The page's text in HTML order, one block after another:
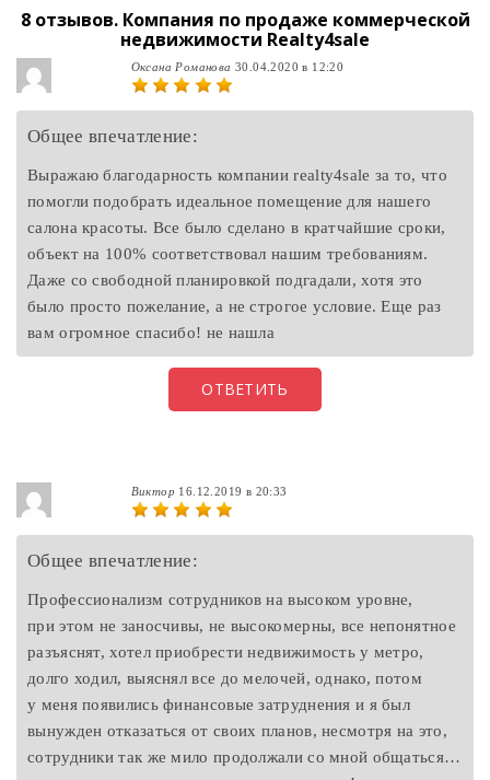
8 отзывов. Компания по продаже коммерческой
недвижимости Realty4sale
Оксана Романова 30.04.2020 в 12:20
Общее впечатление:
Выражаю благодарность компании realty4sale за то, что
помогли подобрать идеальное помещение для нашего
салона красоты. Все было сделано в кратчайшие сроки,
объект на 100% соответствовал нашим требованиям.
Даже со свободной планировкой подгадали, хотя это
было просто пожелание, а не строгое условие. Еще раз
вам огромное спасибо! не нашла
ОТВЕТИТЬ
Виктор 16.12.2019 в 20:33
Общее впечатление:
Профессионализм сотрудников на высоком уровне,
при этом не заносчивы, не высокомерны, все непонятное
разъяснят, хотел приобрести недвижимость у метро,
долго ходил, выяснял все до мелочей, однако, потом
у меня появились финансовые затруднения и я был
вынужден отказаться от своих планов, несмотря на это,
сотрудники так же мило продолжали со мной общаться…